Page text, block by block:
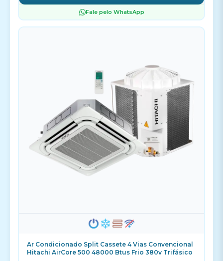
Fale pelo WhatsApp
Ar Condicionado Split Cassete 4 Vias Convencional
Hitachi AirCore 500 48000 Btus Frio 380v Trifásico